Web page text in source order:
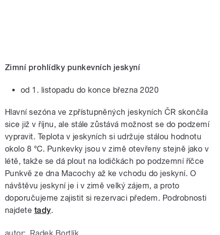
Zimní prohlídky punkevních jeskyní
od 1. listopadu do konce března 2020
Hlavní sezóna ve zpřístupněných jeskyních ČR skončila
sice již v říjnu, ale stále zůstává možnost se do podzemí
vypravit. Teplota v jeskyních si udržuje stálou hodnotu
okolo 8 °C. Punkevky jsou v zimě otevřeny stejně jako v
létě, takže se dá plout na lodičkách po podzemní říčce
Punkvě ze dna Macochy až ke vchodu do jeskyní. O
návštěvu jeskyní je i v zimě velký zájem, a proto
doporučujeme zajistit si rezervaci předem. Podrobnosti
najdete tady.